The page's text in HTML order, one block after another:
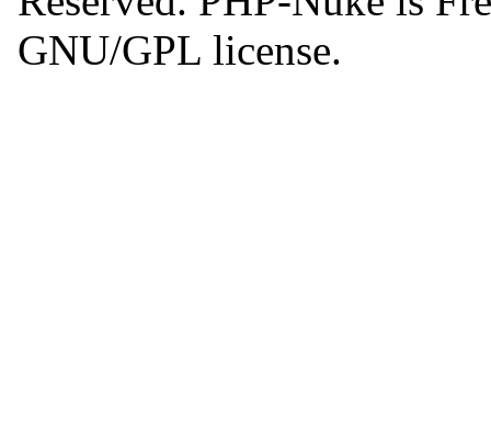
GNU/GPL license.